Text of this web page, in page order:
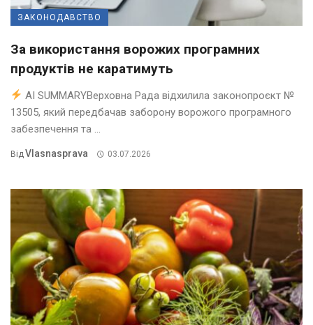
ЗАКОНОДАВСТВО
За використання ворожих програмних
продуктів не каратимуть
AI SUMMARYВерховна Рада відхилила законопроєкт №
13505, який передбачав заборону ворожого програмного
забезпечення та ...
Від Vlasnasprava 03.07.2026